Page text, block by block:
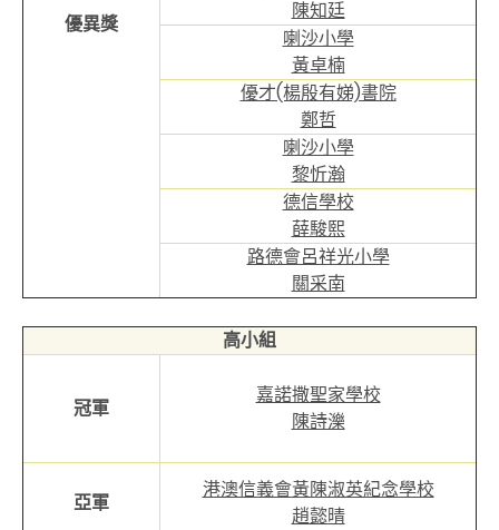
優異獎
陳知廷
喇沙小學
黃卓楠
優才(楊殷有娣)書院
鄭哲
喇沙小學
黎忻瀚
德信學校
薛駿熙
路德會呂祥光小學
關采南
高小組
冠軍
嘉諾撒聖家學校
陳詩濼
亞軍
港澳信義會黃陳淑英紀念學校
趙懿晴